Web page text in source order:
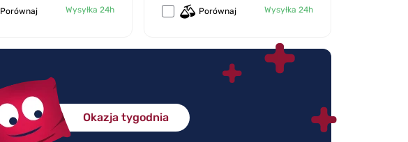
Porównaj Wysyłka 24h Porównaj Wysyłka 24h
Okazja tygodnia